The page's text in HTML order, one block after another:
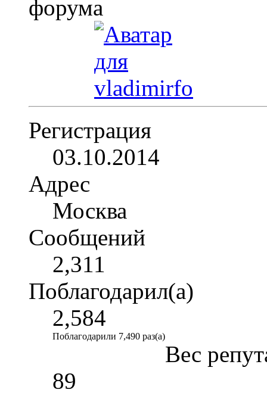
Регистрация
03.10.2014
Адрес
Москва
Сообщений
2,311
Поблагодарил(а)
2,584
Поблагодарили 7,490 раз(а)
Вес
89